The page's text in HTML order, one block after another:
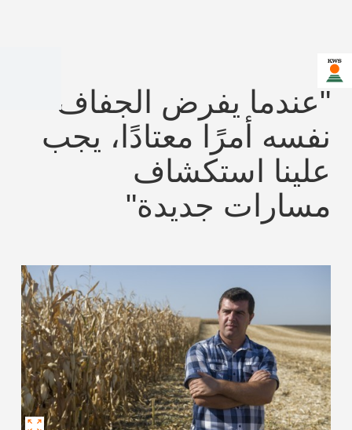
"عندما يفرض الجفاف
نفسه أمرًا معتادًا، يجب
علينا استكشاف
مسارات جديدة"